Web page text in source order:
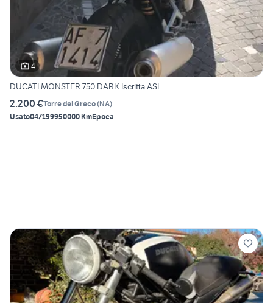
4
DUCATI MONSTER 750 DARK Iscritta ASI
2.200 €Torre del Greco(NA)
Usato04/199950000 KmEpoca